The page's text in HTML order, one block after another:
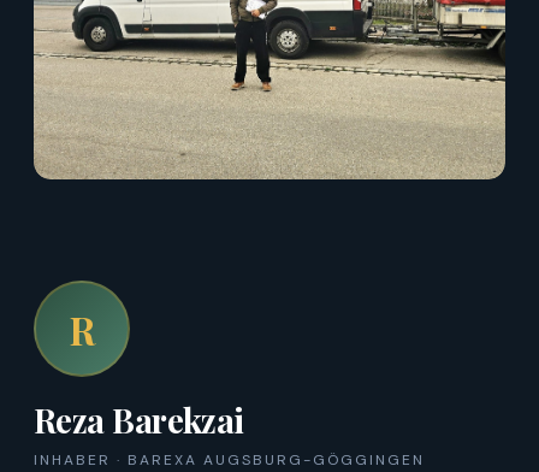
R
Reza Barekzai
INHABER · BAREXA AUGSBURG-GÖGGINGEN